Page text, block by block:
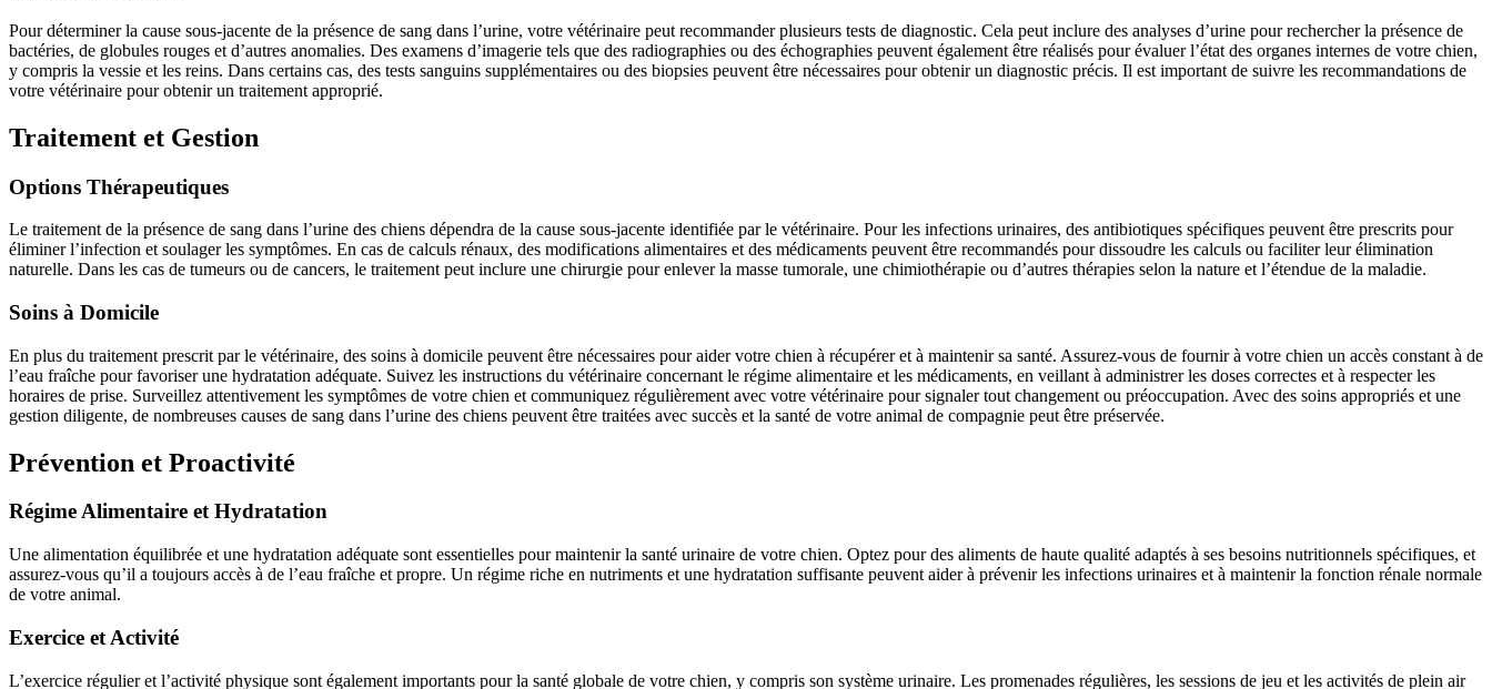
Pour déterminer la cause sous-jacente de la présence de sang dans l’urine, votre vétérinaire peut recommander plusieurs tests de diagnostic. Cela peut inclure des analyses d’urine pour rechercher la présence de
bactéries, de globules rouges et d’autres anomalies. Des examens d’imagerie tels que des radiographies ou des échographies peuvent également être réalisés pour évaluer l’état des organes internes de votre chien,
y compris la vessie et les reins. Dans certains cas, des tests sanguins supplémentaires ou des biopsies peuvent être nécessaires pour obtenir un diagnostic précis. Il est important de suivre les recommandations de
votre vétérinaire pour obtenir un traitement approprié.
Traitement et Gestion
Options Thérapeutiques
Le traitement de la présence de sang dans l’urine des chiens dépendra de la cause sous-jacente identifiée par le vétérinaire. Pour les infections urinaires, des antibiotiques spécifiques peuvent être prescrits pour
éliminer l’infection et soulager les symptômes. En cas de calculs rénaux, des modifications alimentaires et des médicaments peuvent être recommandés pour dissoudre les calculs ou faciliter leur élimination
naturelle. Dans les cas de tumeurs ou de cancers, le traitement peut inclure une chirurgie pour enlever la masse tumorale, une chimiothérapie ou d’autres thérapies selon la nature et l’étendue de la maladie.
Soins à Domicile
En plus du traitement prescrit par le vétérinaire, des soins à domicile peuvent être nécessaires pour aider votre chien à récupérer et à maintenir sa santé. Assurez-vous de fournir à votre chien un accès constant à de
l’eau fraîche pour favoriser une hydratation adéquate. Suivez les instructions du vétérinaire concernant le régime alimentaire et les médicaments, en veillant à administrer les doses correctes et à respecter les
horaires de prise. Surveillez attentivement les symptômes de votre chien et communiquez régulièrement avec votre vétérinaire pour signaler tout changement ou préoccupation. Avec des soins appropriés et une
gestion diligente, de nombreuses causes de sang dans l’urine des chiens peuvent être traitées avec succès et la santé de votre animal de compagnie peut être préservée.
Prévention et Proactivité
Régime Alimentaire et Hydratation
Une alimentation équilibrée et une hydratation adéquate sont essentielles pour maintenir la santé urinaire de votre chien. Optez pour des aliments de haute qualité adaptés à ses besoins nutritionnels spécifiques, et
assurez-vous qu’il a toujours accès à de l’eau fraîche et propre. Un régime riche en nutriments et une hydratation suffisante peuvent aider à prévenir les infections urinaires et à maintenir la fonction rénale normale
de votre animal.
Exercice et Activité
L’exercice régulier et l’activité physique sont également importants pour la santé globale de votre chien, y compris son système urinaire. Les promenades régulières, les sessions de jeu et les activités de plein air